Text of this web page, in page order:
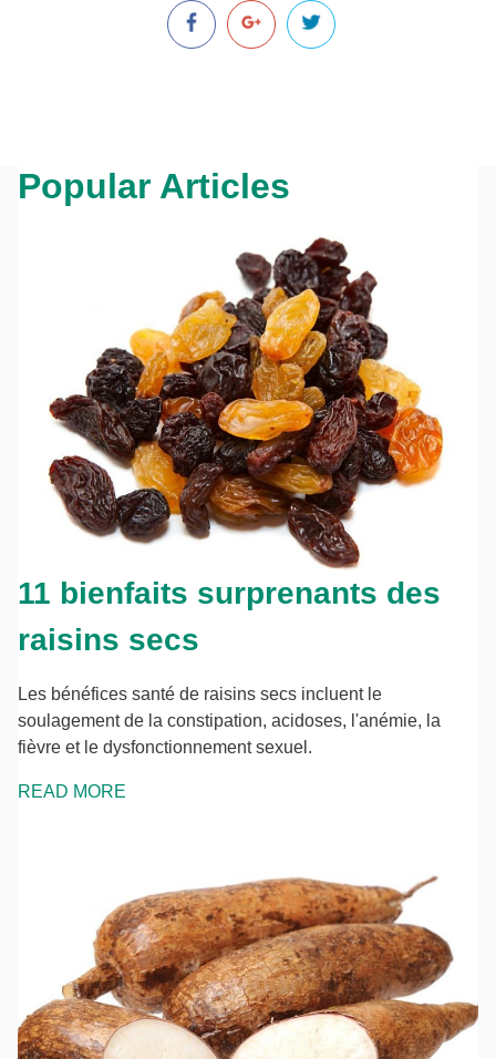
Popular Articles
11 bienfaits surprenants des
raisins secs
Les bénéfices santé de raisins secs incluent le
soulagement de la constipation, acidoses, l'anémie, la
fièvre et le dysfonctionnement sexuel.
READ MORE